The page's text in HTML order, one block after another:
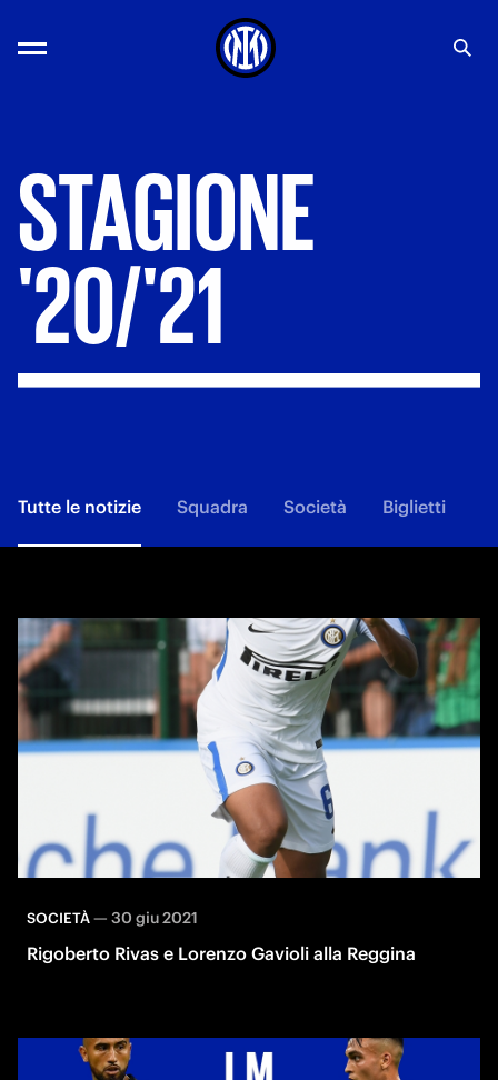
STAGIONE
'20/'21
Tutte le notizie Squadra Società Biglietti
SOCIETÀ— 30 giu 2021
Rigoberto Rivas e Lorenzo Gavioli alla Reggina